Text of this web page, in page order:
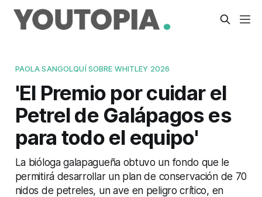
PAOLA SANGOLQUÍ SOBRE WHITLEY 2026
'El Premio por cuidar el
Petrel de Galápagos es
para todo el equipo'
La bióloga galapagueña obtuvo un fondo que le
permitirá desarrollar un plan de conservación de 70
nidos de petreles, un ave en peligro crítico, en